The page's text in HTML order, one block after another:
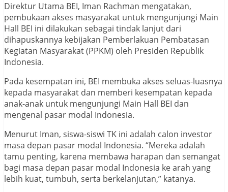
Direktur Utama BEI, Iman Rachman mengatakan,
pembukaan akses masyarakat untuk mengunjungi Main
Hall BEI ini dilakukan sebagai tindak lanjut dari
dihapuskannya kebijakan Pemberlakuan Pembatasan
Kegiatan Masyarakat (PPKM) oleh Presiden Republik
Indonesia.
Pada kesempatan ini, BEI membuka akses seluas-luasnya
kepada masyarakat dan memberi kesempatan kepada
anak-anak untuk mengunjungi Main Hall BEI dan
mengenal pasar modal Indonesia.
Menurut Iman, siswa-siswi TK ini adalah calon investor
masa depan pasar modal Indonesia. “Mereka adalah
tamu penting, karena membawa harapan dan semangat
bagi masa depan pasar modal Indonesia ke arah yang
lebih kuat, tumbuh, serta berkelanjutan,” katanya.